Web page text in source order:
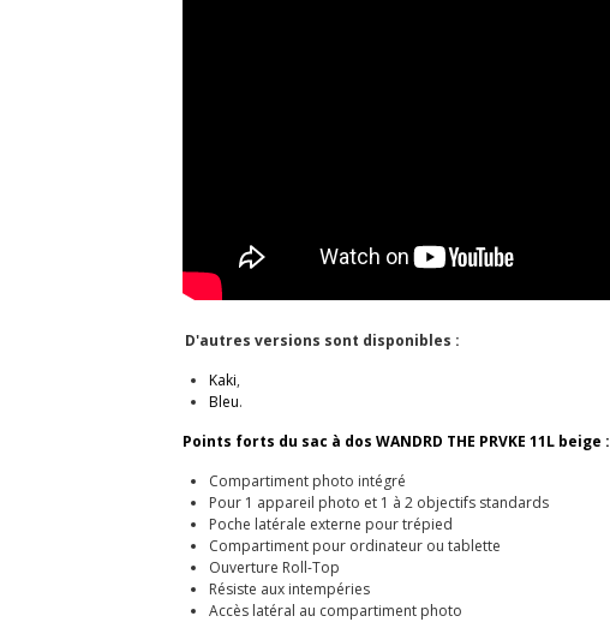
D'autres versions sont disponibles :
Kaki,
Bleu.
Points forts du sac à dos WANDRD THE PRVKE 11L beige :
Compartiment photo intégré
Pour 1 appareil photo et 1 à 2 objectifs standards
Poche latérale externe pour trépied
Compartiment pour ordinateur ou tablette
Ouverture Roll-Top
Résiste aux intempéries
Accès latéral au compartiment photo